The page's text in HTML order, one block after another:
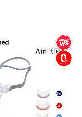
ผ่อนชำระ